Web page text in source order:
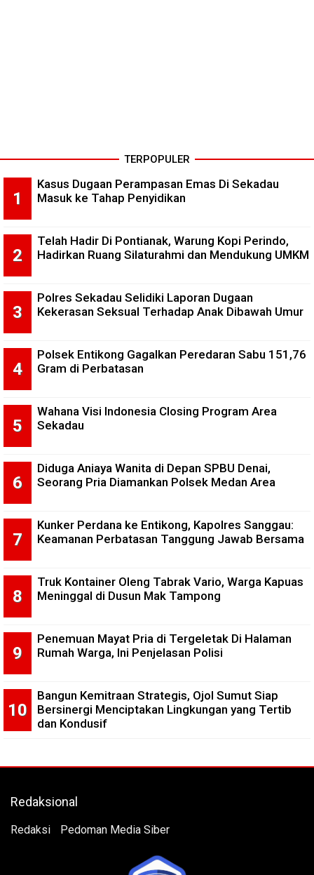
TERPOPULER
Kasus Dugaan Perampasan Emas Di Sekadau
Masuk ke Tahap Penyidikan
Telah Hadir Di Pontianak, Warung Kopi Perindo,
Hadirkan Ruang Silaturahmi dan Mendukung UMKM
Polres Sekadau Selidiki Laporan Dugaan
Kekerasan Seksual Terhadap Anak Dibawah Umur
Polsek Entikong Gagalkan Peredaran Sabu 151,76
Gram di Perbatasan
Wahana Visi Indonesia Closing Program Area
Sekadau
Diduga Aniaya Wanita di Depan SPBU Denai,
Seorang Pria Diamankan Polsek Medan Area
Kunker Perdana ke Entikong, Kapolres Sanggau:
Keamanan Perbatasan Tanggung Jawab Bersama
Truk Kontainer Oleng Tabrak Vario, Warga Kapuas
Meninggal di Dusun Mak Tampong
Penemuan Mayat Pria di Tergeletak Di Halaman
Rumah Warga, Ini Penjelasan Polisi
Bangun Kemitraan Strategis, Ojol Sumut Siap
Bersinergi Menciptakan Lingkungan yang Tertib
dan Kondusif
Redaksional
Redaksi Pedoman Media Siber